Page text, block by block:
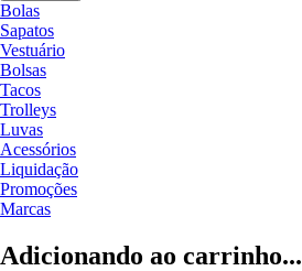
Bolas
Sapatos
Vestuário
Bolsas
Tacos
Trolleys
Luvas
Acessórios
Liquidação
Promoções
Marcas
Adicionando ao carrinho...